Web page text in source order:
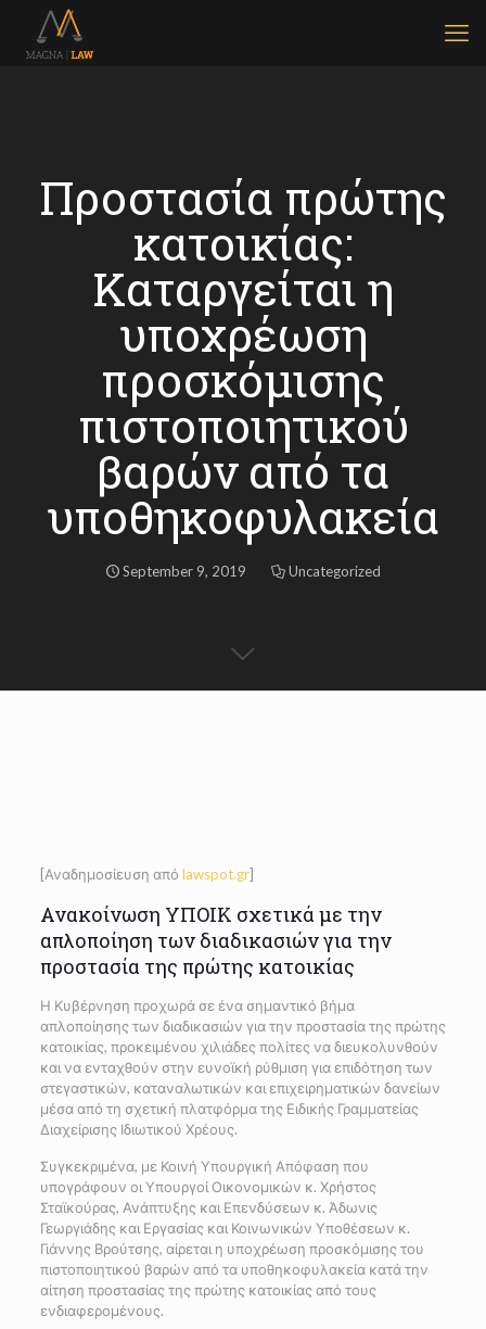
Προστασία πρώτης
κατοικίας:
Καταργείται η
υποχρέωση
προσκόμισης
πιστοποιητικού
βαρών από τα
υποθηκοφυλακεία
September 9, 2019 Uncategorized
[Αναδημοσίευση από lawspot.gr]
Ανακοίνωση ΥΠΟΙΚ σχετικά με την
απλοποίηση των διαδικασιών για την
προστασία της πρώτης κατοικίας
Η Κυβέρνηση προχωρά σε ένα σημαντικό βήμα
απλοποίησης των διαδικασιών για την προστασία της πρώτης
κατοικίας, προκειμένου χιλιάδες πολίτες να διευκολυνθούν
και να ενταχθούν στην ευνοϊκή ρύθμιση για επιδότηση των
στεγαστικών, καταναλωτικών και επιχειρηματικών δανείων
μέσα από τη σχετική πλατφόρμα της Ειδικής Γραμματείας
Διαχείρισης Ιδιωτικού Χρέους.
Συγκεκριμένα, με Κοινή Υπουργική Απόφαση που
υπογράφουν οι Υπουργοί Οικονομικών κ. Χρήστος
Σταϊκούρας, Ανάπτυξης και Επενδύσεων κ. Άδωνις
Γεωργιάδης και Εργασίας και Κοινωνικών Υποθέσεων κ.
Γιάννης Βρούτσης, αίρεται η υποχρέωση προσκόμισης του
πιστοποιητικού βαρών από τα υποθηκοφυλακεία κατά την
αίτηση προστασίας της πρώτης κατοικίας από τους
ενδιαφερομένους.